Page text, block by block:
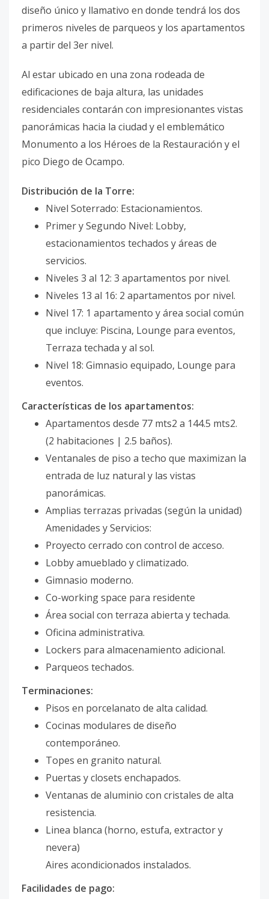
diseño único y llamativo en donde tendrá los dos
primeros niveles de parqueos y los apartamentos
a partir del 3er nivel.
Al estar ubicado en una zona rodeada de
edificaciones de baja altura, las unidades
residenciales contarán con impresionantes vistas
panorámicas hacia la ciudad y el emblemático
Monumento a los Héroes de la Restauración y el
pico Diego de Ocampo.
Distribución de la Torre:
Nivel Soterrado: Estacionamientos.
Primer y Segundo Nivel: Lobby,
estacionamientos techados y áreas de
servicios.
Niveles 3 al 12: 3 apartamentos por nivel.
Niveles 13 al 16: 2 apartamentos por nivel.
Nivel 17: 1 apartamento y área social común
que incluye: Piscina, Lounge para eventos,
Terraza techada y al sol.
Nivel 18: Gimnasio equipado, Lounge para
eventos.
Características de los apartamentos:
Apartamentos desde 77 mts2 a 144.5 mts2.
(2 habitaciones | 2.5 baños).
Ventanales de piso a techo que maximizan la
entrada de luz natural y las vistas
panorámicas.
Amplias terrazas privadas (según la unidad)
Amenidades y Servicios:
Proyecto cerrado con control de acceso.
Lobby amueblado y climatizado.
Gimnasio moderno.
Co-working space para residente
Área social con terraza abierta y techada.
Oficina administrativa.
Lockers para almacenamiento adicional.
Parqueos techados.
Terminaciones:
Pisos en porcelanato de alta calidad.
Cocinas modulares de diseño
contemporáneo.
Topes en granito natural.
Puertas y closets enchapados.
Ventanas de aluminio con cristales de alta
resistencia.
Linea blanca (horno, estufa, extractor y
nevera)
Aires acondicionados instalados.
Facilidades de pago: